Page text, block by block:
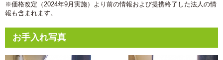
※価格改定（2024年9月実施）より前の情報および提携終了した法人の情
報も含まれます。
お手入れ写真